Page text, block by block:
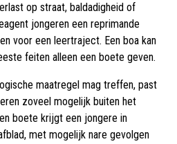
op straat, baldadigheid of
jongeren een reprimande
voor een leertraject. Een boa kan
feiten alleen een boete geven.
maatregel mag treffen, past
zoveel mogelijk buiten het
boete krijgt een jongere in
met mogelijk nare gevolgen